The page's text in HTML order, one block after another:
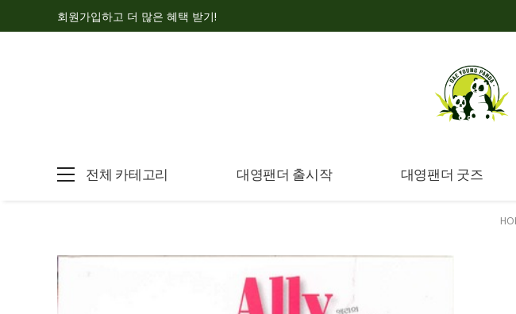
회원가입하고 더 많은 혜택 받기!
전체 카테고리 대영팬더 출시작 대영팬더 굿즈